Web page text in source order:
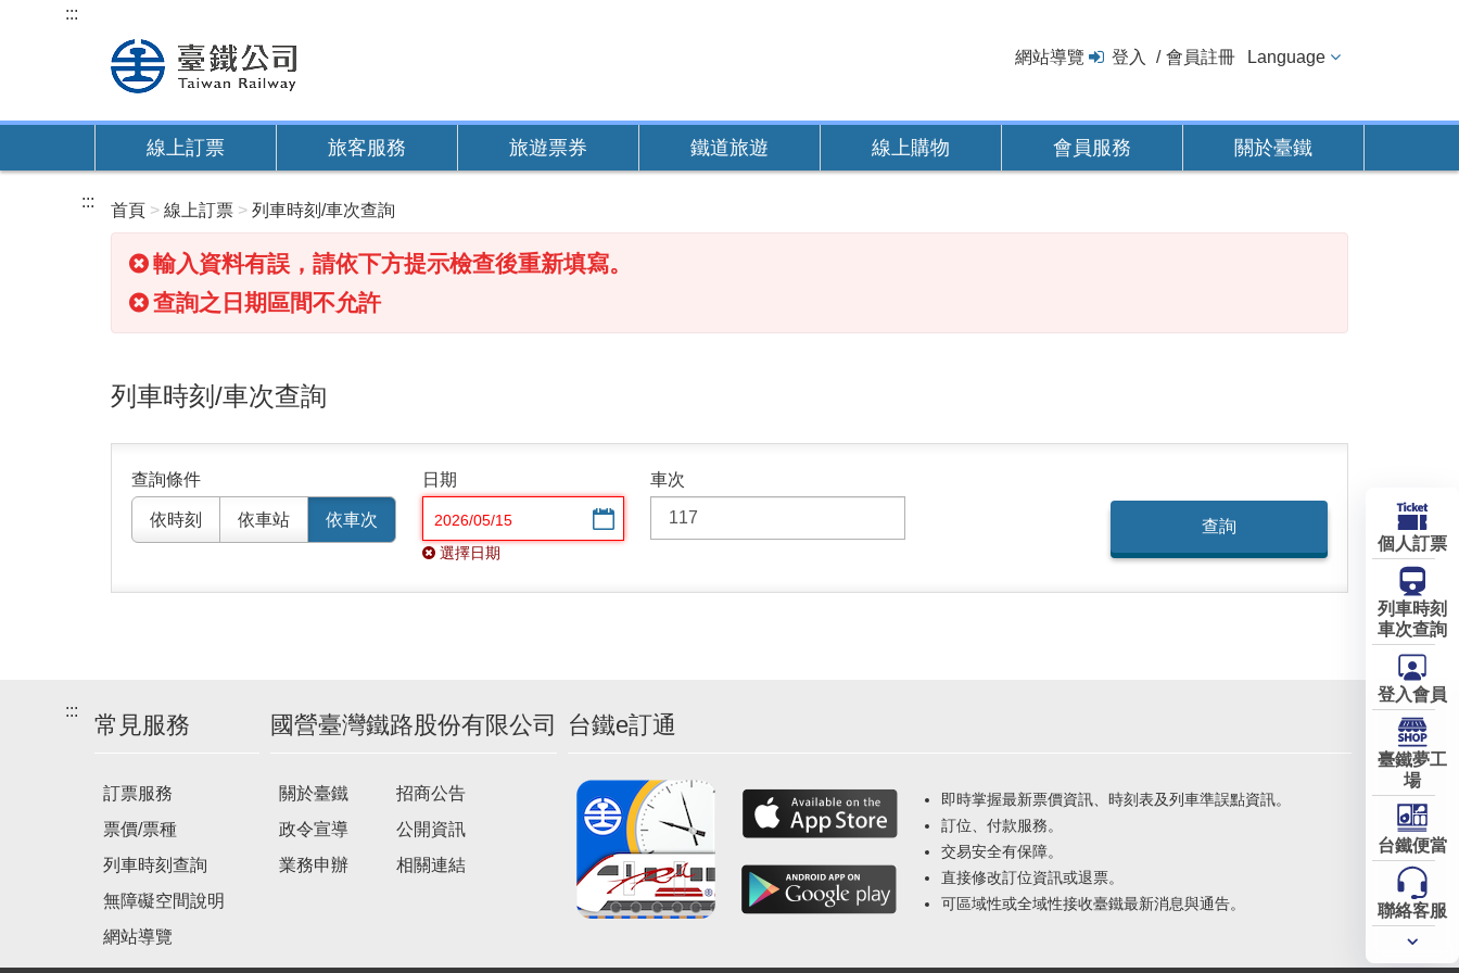
內
:::
網站導覽 登入 會員註冊 Language
線上訂票 旅客服務 旅遊票券 鐵道旅遊 線上購物 會員服務 關於臺鐵
::: 首頁 線上訂票 列車時刻/車次查詢
輸入資料有誤，請依下方提示檢查後重新填寫。
查詢之日期區間不允許
列車時刻/車次查詢
查詢條件
依時刻 依車站 依車次
日期
選擇日期
選擇日期
車次
:::
常見服務
訂票服務
票價/票種
列車時刻查詢
無障礙空間說明
網站導覽
國營臺灣鐵路股份有限公司
關於臺鐵
政令宣導
業務申辦
招商公告
公開資訊
相關連結
台鐵e訂通
即時掌握最新票價資訊、時刻表及列車準誤點資訊。
訂位、付款服務。
交易安全有保障。
直接修改訂位資訊或退票。
可區域性或全域性接收臺鐵最新消息與通告。
個人訂票
列車時刻
車次查詢
登入會員
臺鐵夢工
場
台鐵便當
聯絡客服
常用